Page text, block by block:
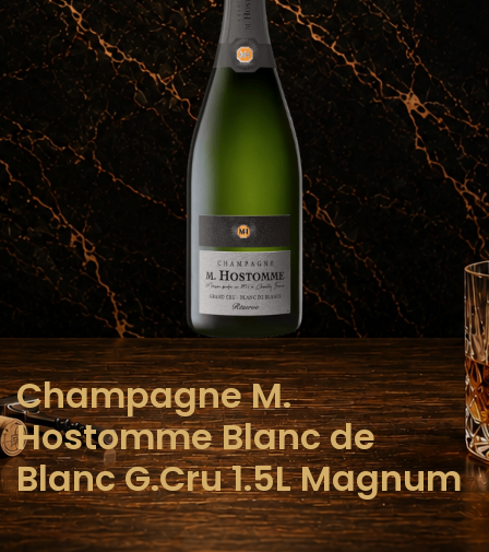
Champagne M.
Hostomme Blanc de
Blanc G.Cru 1.5L Magnum